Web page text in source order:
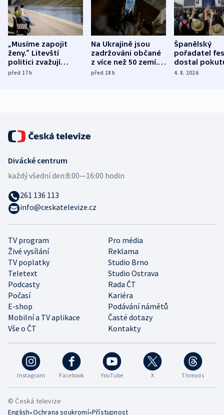
„Musíme zapojit
ženy.“ Litevští
politici zvažují
dohodu o
před 17h
Na Ukrajině jsou
zadržováni občané
z více než 50 zemí.
Bojovali na straně
před 18h
Španělský
pořadatel
dostal
nekalé
4. 8. 2026
Instagram Facebook YouTube X Threads
TV program
Pro média
Živé vysílání
Reklama
TV poplatky
Studio Brno
Teletext
Studio Ostrava
Podcasty
Rada ČT
Počasí
Kariéra
E-shop
Podávání námětů
Mobilní a TV aplikace
Časté dotazy
Vše o ČT
Kontakty
Divácké centrum
každý všední den:8:00—16:00 hodin
261 136 113
info@ceskatelevize.cz
© Česká televize
English•Ochrana soukromí•Přístupnost